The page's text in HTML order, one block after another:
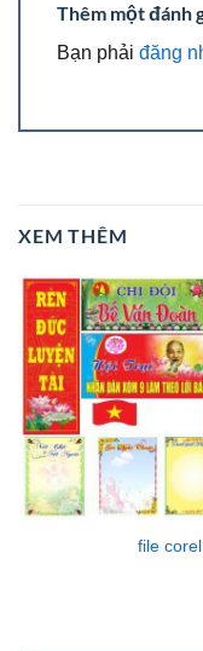
Thêm một đánh
Bạn phải đăng
XEM THÊM
file